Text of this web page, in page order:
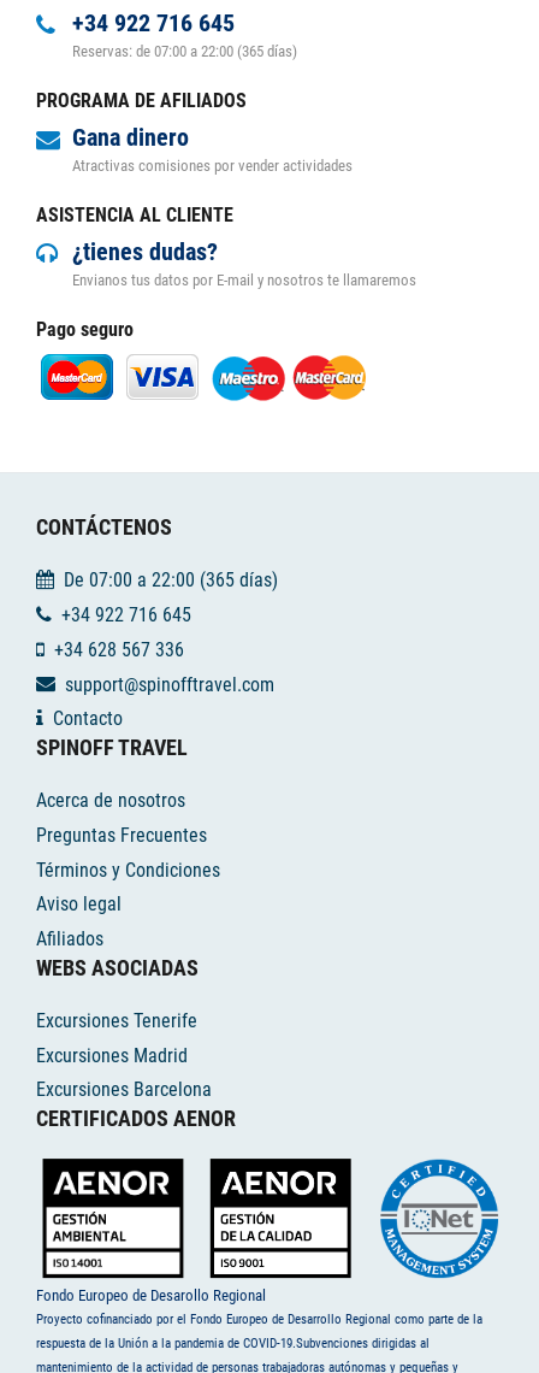
+34 922 716 645
Reservas: de 07:00 a 22:00 (365 días)
PROGRAMA DE AFILIADOS
Gana dinero
Atractivas comisiones por vender actividades
ASISTENCIA AL CLIENTE
¿tienes dudas?
Envianos tus datos por E-mail y nosotros te llamaremos
Pago seguro
CONTÁCTENOS
De 07:00 a 22:00 (365 días)
+34 922 716 645
+34 628 567 336
support@spinofftravel.com
Contacto
SPINOFF TRAVEL
Acerca de nosotros
Preguntas Frecuentes
Términos y Condiciones
Aviso legal
Afiliados
WEBS ASOCIADAS
Excursiones Tenerife
Excursiones Madrid
Excursiones Barcelona
CERTIFICADOS AENOR
Fondo Europeo de Desarollo Regional
Proyecto cofinanciado por el Fondo Europeo de Desarrollo Regional como parte de la
respuesta de la Unión a la pandemia de COVID-19.Subvenciones dirigidas al
mantenimiento de la actividad de personas trabajadoras autónomas y pequeñas y